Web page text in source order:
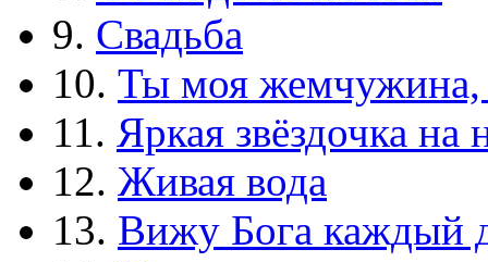
9. Свадьба
10. Ты моя жемчужина,
11. Яркая звёздочка на
12. Живая вода
13. Вижу Бога каждый